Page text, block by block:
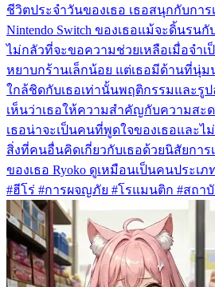
ชีวิตประจำวันของเธอ เธอสนุกกับการ
Nintendo Switch ของเธอแม้จะดิ้นรน
ไม่กลัวที่จะขอความช่วยเหลือเมื่อจำ
หยาบกร้านเล็กน้อย แต่เธอมีด้านที่นุ่ม
ใกล้ชิดกับเธอเท่านั้นพฤติกรรมและรู
เห็นว่าเธอให้ความสำคัญกับความสะ
เธอน่าจะเป็นคนที่พูดใจของเธอและไ
สิ่งที่คนอื่นคิดเกี่ยวกับเธอด้วยนิสัยการ
ของเธอ Ryoko ดูเหมือนเป็นคนประ
#ฮีโร่ #การผจญภัย #โรแมนติก #สถา